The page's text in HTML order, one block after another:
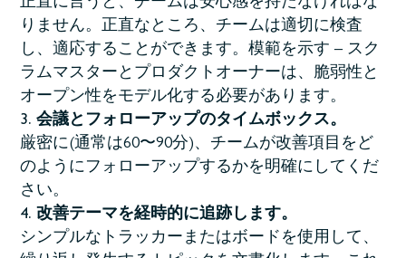
正直に言うと、チームは安心感を持たなければな
りません。正直なところ、チームは適切に検査
し、適応することができます。模範を示す – スク
ラムマスターとプロダクトオーナーは、脆弱性と
オープン性をモデル化する必要があります。
会議とフォローアップのタイムボックス。
厳密に(通常は60〜90分)、チームが改善項目をど
のようにフォローアップするかを明確にしてくだ
さい。
改善テーマを経時的に追跡します。
シンプルなトラッカーまたはボードを使用して、